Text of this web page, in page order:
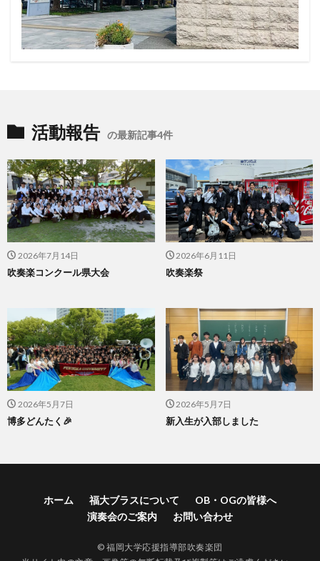
活動報告 の最新記事4件
2026年7月14日
吹奏楽コンクール県大会
2026年6月11日
吹奏楽祭
2026年5月7日
博多どんたく🎉
2026年5月7日
新入生が入部しました
ホーム 福大ブラスについて
OB・OGの皆様へ
演奏会のご案内
お問い合わせ
© 福岡大学応援指導部吹奏楽団